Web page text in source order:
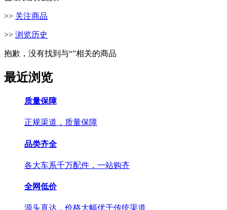
>> 关注商品
>> 浏览历史
抱歉，没有找到与“”相关的商品
最近浏览
质量保障
正规渠道，质量保障
品类齐全
各大车系千万配件，一站购齐
全网低价
源头直达，价格大幅优于传统渠道